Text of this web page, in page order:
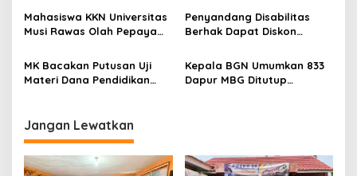
dan Perguruan Tinggi
Kemandirian Belajar
Mahasiswa KKN Universitas
Musi Rawas Olah Pepaya
Jual Tinggi, Dorong UMKM
Desa Air Satan
Penyandang Disabilitas
Berhak Dapat Diskon
Biaya Sekolah dan Kuliah
MK Bacakan Putusan Uji
Materi Dana Pendidikan
Implikasi Putusan
Kepala BGN Umumkan 833
Dapur MBG Ditutup
Jangan Lewatkan